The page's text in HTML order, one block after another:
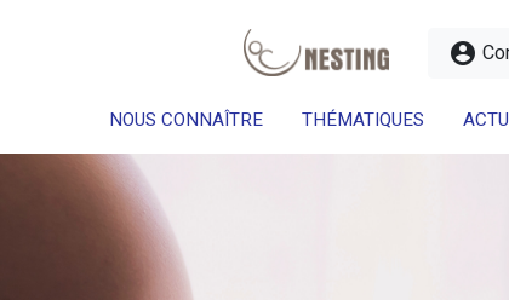
account_circle
NOUS CONNAÎTRE THÉMATIQUES